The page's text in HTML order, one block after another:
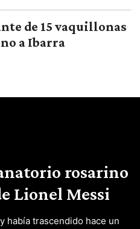
de 15 vaquillonas
a Ibarra
rosarino
Lionel Messi
había trascendido hace un